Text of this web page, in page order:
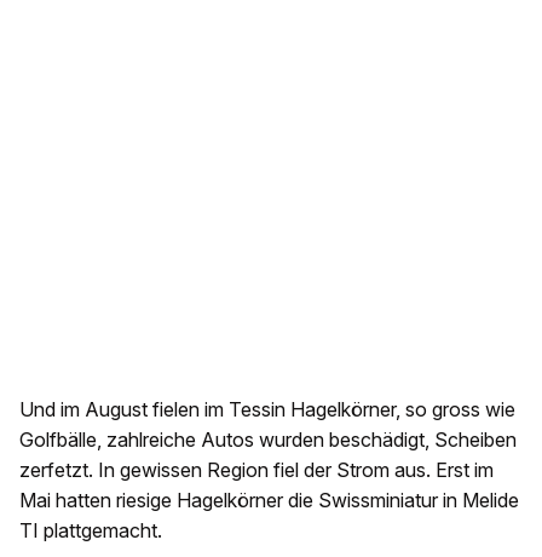
Und im August fielen im Tessin Hagelkörner, so gross wie
Golfbälle, zahlreiche Autos wurden beschädigt, Scheiben
zerfetzt. In gewissen Region fiel der Strom aus. Erst im
Mai hatten riesige Hagelkörner die Swissminiatur in Melide
TI plattgemacht.